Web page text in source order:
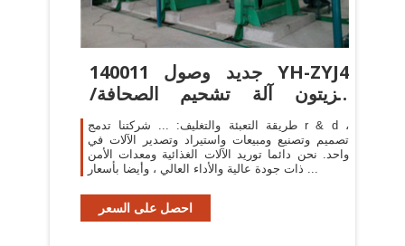
140011 جديد وصول YH-ZYJ4
الزيتون آلة تشحيم الصحافة/
طريقة التعبئة والتغليف: ... شركتنا تدمج r & d ،
تصميم وتصنيع ومبيعات واستيراد وتصدير الآلات في
واحد. نحن دائما توريد الآلات الغذائية ومعدات الأمن
ذات جودة عالية والأداء العالي ، وأيضا بأسعار ...
احصل على السعر